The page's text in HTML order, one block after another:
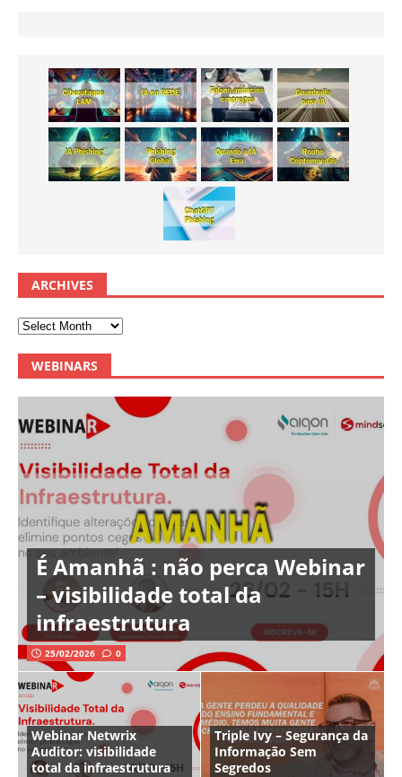
ARCHIVES
WEBINARS
É Amanhã : não perca Webinar
– visibilidade total da
infraestrutura
25/02/2026 0
Webinar Netwrix
Auditor: visibilidade
total da infraestrutura
Triple Ivy – Segurança da
Informação Sem
Segredos